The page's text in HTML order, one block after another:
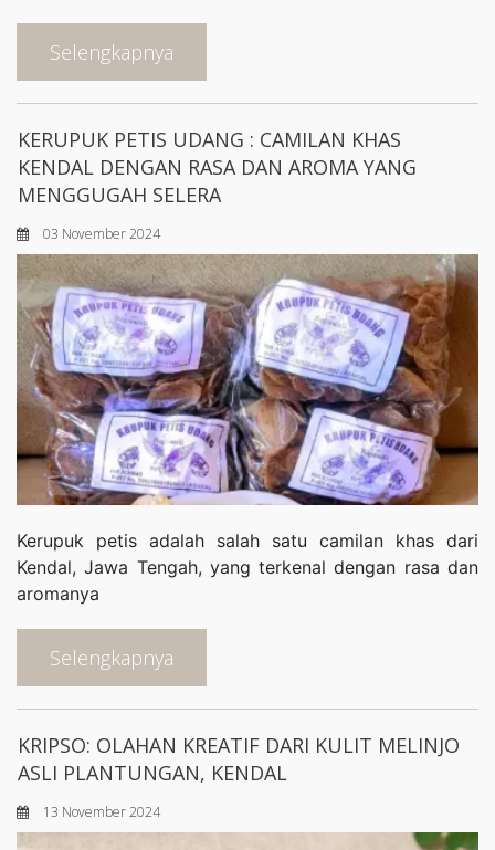
Selengkapnya
KERUPUK PETIS UDANG : CAMILAN KHAS
KENDAL DENGAN RASA DAN AROMA YANG
MENGGUGAH SELERA
03 November 2024
Kerupuk petis adalah salah satu camilan khas dari
Kendal, Jawa Tengah, yang terkenal dengan rasa dan
aromanya
Selengkapnya
KRIPSO: OLAHAN KREATIF DARI KULIT MELINJO
ASLI PLANTUNGAN, KENDAL
13 November 2024